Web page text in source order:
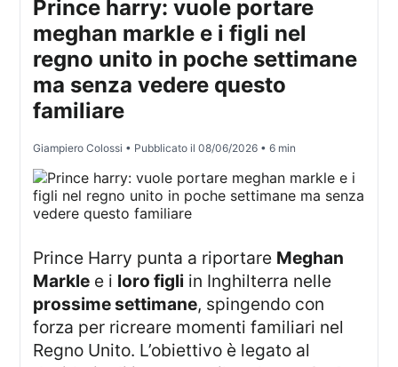
Prince harry: vuole portare
meghan markle e i figli nel
regno unito in poche settimane
ma senza vedere questo
familiare
Giampiero Colossi • Pubblicato il08/06/2026 • 6 min
Prince Harry punta a riportare Meghan
Markle e i loro figli in Inghilterra nelle
prossime settimane, spingendo con
forza per ricreare momenti familiari nel
Regno Unito. L’obiettivo è legato al